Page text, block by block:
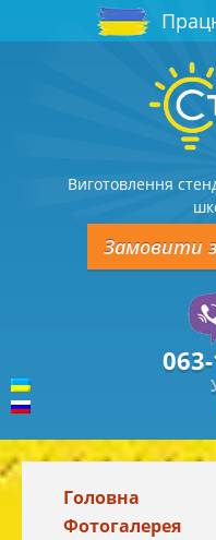
Виготовлення
Замовити
Головна
Фотогалерея